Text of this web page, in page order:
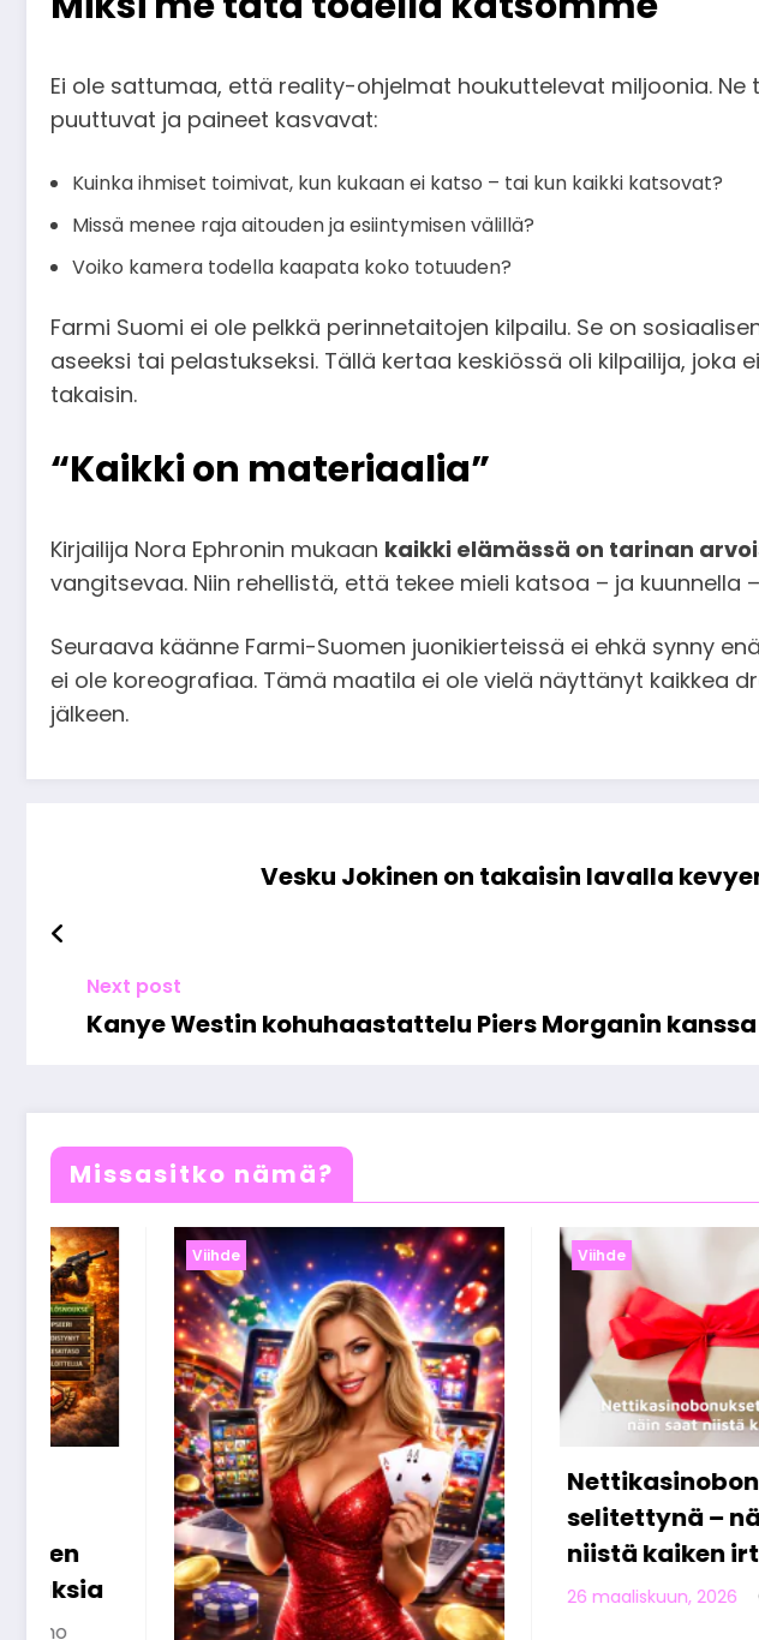
Ei ole sattumaa, että reality-ohjelmat houkuttelevat miljoonia.
puuttuvat ja paineet kasvavat:
Kuinka ihmiset toimivat, kun kukaan ei katso – tai kun kaikki katsovat?
Missä menee raja aitouden ja esiintymisen välillä?
Voiko kamera todella kaapata koko totuuden?
Farmi Suomi ei ole pelkkä perinnetaitojen kilpailu. Se on
aseeksi tai pelastukseksi. Tällä kertaa keskiössä oli kilpailija,
takaisin.
“Kaikki on materiaalia”
Kirjailija Nora Ephronin mukaan kaikki elämässä on tarinan
vangitsevaa. Niin rehellistä, että tekee mieli katsoa – ja kuunnella
Seuraava käänne Farmi-Suomen juonikierteissä ei ehkä synny
ei ole koreografiaa. Tämä maatila ei ole vielä näyttänyt kaikkea
jälkeen.
Vesku Jokinen on takaisin lavalla
Next post
Kanye Westin kohuhaastattelu Piers Morganin
Missasitko nämä?
Viihde
Nettikasinobonukset
selitettynä – näin saat
niistä kaiken irti
26 maaliskuun, 2026 Olivia Aho
Viihde